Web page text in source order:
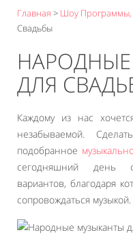
Главная > Шоу Программы,
Свадьбы
ДЛЯ
Каждому из нас
незабываемой.
подобранное
сегодняшний день
вариантов, благодаря
сопровождаться музыкой.